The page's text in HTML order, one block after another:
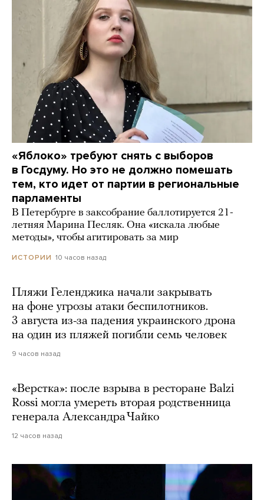
«Яблоко» требуют снять с выборов
в Госдуму. Но это не должно помешать
тем, кто идет от партии в региональные
парламенты
В Петербурге в заксобрание баллотируется 21-
летняя Марина Песляк. Она «искала любые
методы», чтобы агитировать за мир
ИСТОРИИ 10 часов назад
Пляжи Геленджика начали закрывать
на фоне угрозы атаки беспилотников.
3 августа из-за падения украинского дрона
на один из пляжей погибли семь человек
9 часов назад
«Верстка»: после взрыва в ресторане Balzi
Rossi могла умереть вторая родственница
генерала Александра Чайко
12 часов назад